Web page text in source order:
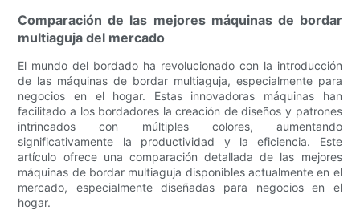
Comparación de las mejores máquinas de bordar
multiaguja del mercado
El mundo del bordado ha revolucionado con la introducción
de las máquinas de bordar multiaguja, especialmente para
negocios en el hogar. Estas innovadoras máquinas han
facilitado a los bordadores la creación de diseños y patrones
intrincados con múltiples colores, aumentando
significativamente la productividad y la eficiencia. Este
artículo ofrece una comparación detallada de las mejores
máquinas de bordar multiaguja disponibles actualmente en el
mercado, especialmente diseñadas para negocios en el
hogar.